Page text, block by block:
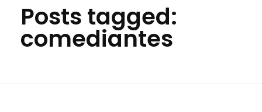
Posts tagged:
comediantes